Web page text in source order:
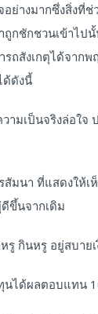
ย่างมากซึ่งสิ่งที่ช่
ถูกชักชวนเข้าไป
รถสังเกตุได้จาก
ด้ดังนี้
ามเป็นจริงล่อใจ
สัมนา ที่แสดงให้เ
ขึ้นจากเดิม
รู กินหรู อยู่สบาย
นได้ผลตอบแทน